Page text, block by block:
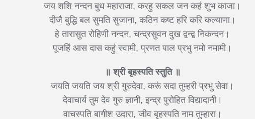
जय शशि नन्दन बुध महाराजा, करहु सकल जन कहं शुभ काजा।
दीजै बु‌द्धि बल सुमति सुजाना, कठिन कष्ट हरि करि कल्याणा।
हे तारासुत रोहिणी नन्दन, चन्द्रसुवन दुख द्वन्द्व निकन्दन।
पूजहिं आस दास कहुं स्वामी, प्रणत पाल प्रभु नमो नमामी।
॥ श्री बृहस्पति स्तुति ॥
जयति जयति जय श्री गुरुदेवा, करूं सदा तुम्हरी प्रभु सेवा।
देवाचार्य तुम देव गुरु ज्ञानी, इन्द्र पुरोहित विद्यादानी।
वाचस्पति बागीश उदारा, जीव बृहस्पति नाम तुम्हारा।